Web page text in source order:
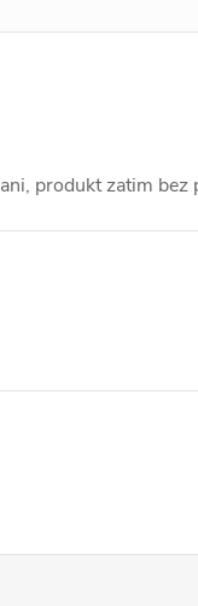
produkt zatim bez